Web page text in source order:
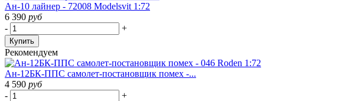
Ан-10 лайнер - 72008 Modelsvit 1:72
6 390 руб
-
+
Купить
Рекомендуем
Ан-12БК-ППС самолет-постановщик помех -...
4 590 руб
-
+